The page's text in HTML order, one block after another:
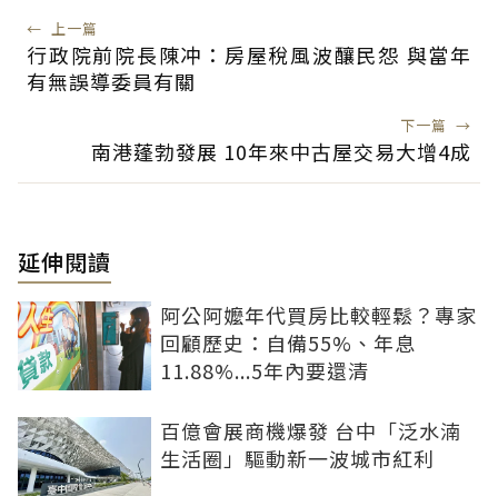
← 上一篇
行政院前院長陳冲：房屋稅風波釀民怨 與當年
有無誤導委員有關
下一篇 →
南港蓬勃發展 10年來中古屋交易大增4成
延伸閱讀
阿公阿嬤年代買房比較輕鬆？專家
回顧歷史：自備55%、年息
11.88%...5年內要還清
百億會展商機爆發 台中「泛水湳
生活圈」驅動新一波城市紅利